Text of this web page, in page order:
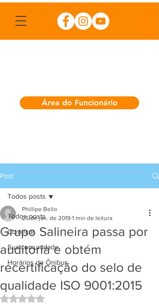
Área do Funcionário
Post
Todos posts
Começar
Sua comunidade
Horários de Ônibus
Todos posts
Grupo Salineira passa por
auditoria e obtém
recertificação do selo de
qualidade ISO 9001:2015
Phillipe Bello
25 de jan. de 2019 1 min de leitura
Avaliado com NaN de 5 estrelas.